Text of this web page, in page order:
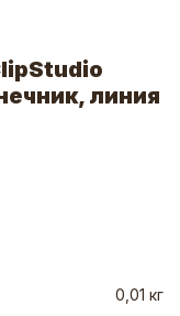
линия
0,01 кг